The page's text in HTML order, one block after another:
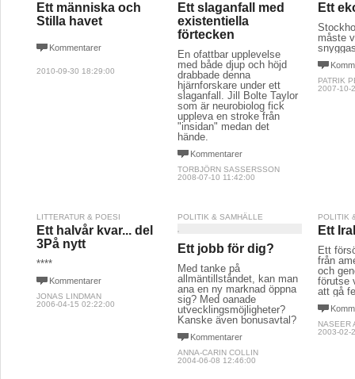
Ett människa och
Stilla havet
Kommentarer
2010-09-30 18:29:00
Ett slaganfall med
existentiella
förtecken
En ofattbar upplevelse
med både djup och höjd
drabbade denna
hjärnforskare under ett
slaganfall. Jill Bolte Taylor
som är neurobiolog fick
uppleva en stroke från
"insidan" medan det
hände.
Kommentarer
TORBJÖRN SASSERSSON
2008-07-10 11:42:00
Ett
måste
PATRIK
2007-10-
LITTERATUR & POESI
Ett halvår kvar... del
3På nytt
****
Kommentarer
JONAS LINDMAN
2006-04-15 02:22:00
POLITIK & SAMHÄLLE
Ett jobb för dig?
Med tanke på
allmäntillståndet, kan man
ana en ny marknad öppna
sig? Med oanade
utvecklingsmöjligheter?
Kanske även bonusavtal?
Kommentarer
ANNA-CARIN COLLIN
2004-06-08 12:46:00
POLITIK
Ett
Ett
från
och
förutse
att gå
NASEER
2003-02-